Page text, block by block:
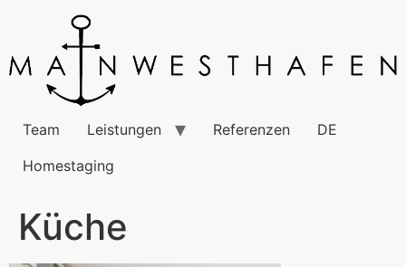
Team Leistungen Referenzen
DE
Homestaging
Küche